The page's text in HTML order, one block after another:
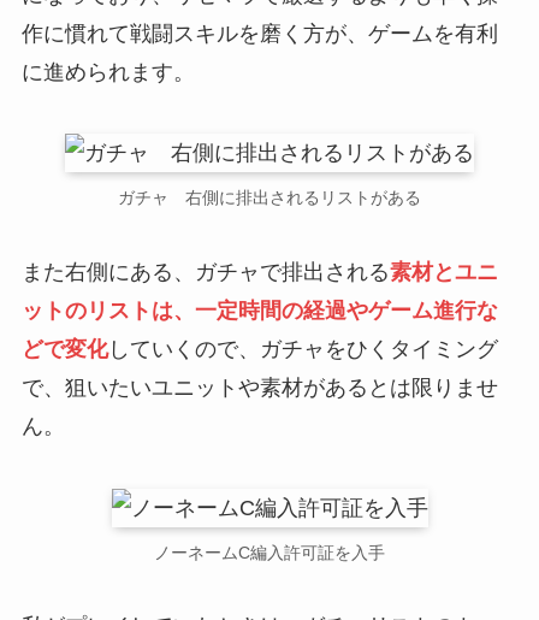
作に慣れて戦闘スキルを磨く方が、ゲームを有利
に進められます。
ガチャ 右側に排出されるリストがある
また右側にある、ガチャで排出される素材とユニ
ットのリストは、一定時間の経過やゲーム進行な
どで変化していくので、ガチャをひくタイミング
で、狙いたいユニットや素材があるとは限りませ
ん。
ノーネームC編入許可証を入手